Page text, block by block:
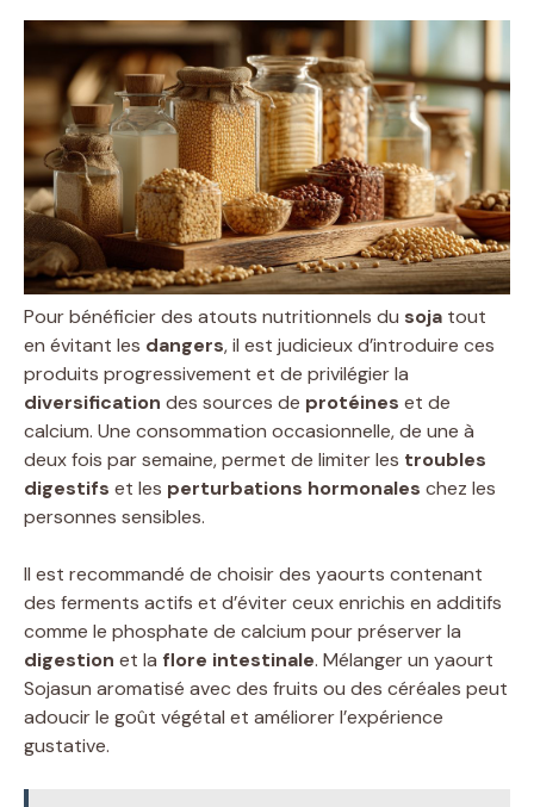
Pour bénéficier des atouts nutritionnels du soja tout
en évitant les dangers, il est judicieux d’introduire ces
produits progressivement et de privilégier la
diversification des sources de protéines et de
calcium. Une consommation occasionnelle, de une à
deux fois par semaine, permet de limiter les troubles
digestifs et les perturbations hormonales chez les
personnes sensibles.
Il est recommandé de choisir des yaourts contenant
des ferments actifs et d’éviter ceux enrichis en additifs
comme le phosphate de calcium pour préserver la
digestion et la flore intestinale. Mélanger un yaourt
Sojasun aromatisé avec des fruits ou des céréales peut
adoucir le goût végétal et améliorer l’expérience
gustative.